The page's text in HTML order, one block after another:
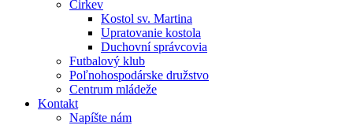
Cirkev
Kostol sv. Martina
Upratovanie kostola
Duchovní správcovia
Futbalový klub
Poľnohospodárske družstvo
Centrum mládeže
Kontakt
Napíšte nám